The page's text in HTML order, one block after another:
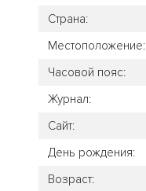
Страна:
Местоположение:
Часовой пояс:
Журнал:
Сайт:
День рождения:
Возраст: